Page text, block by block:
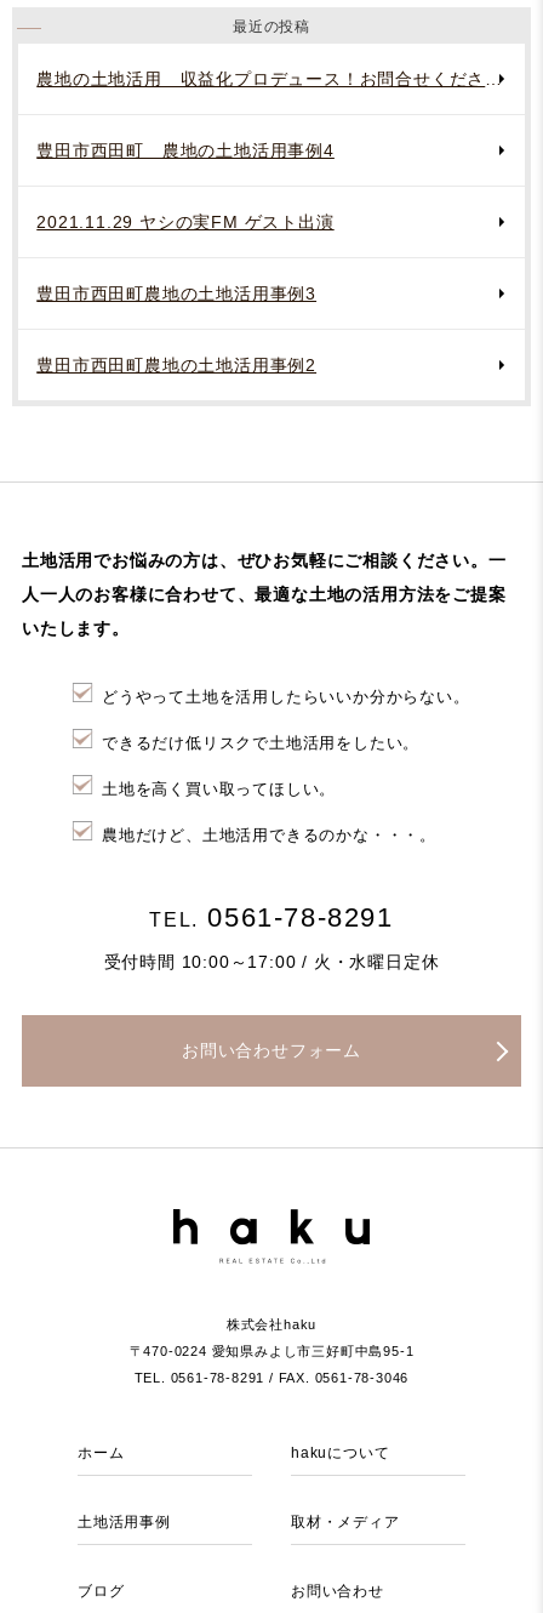
最近の投稿
農地の土地活用 収益化プロデュース！お問合せください。
豊田市西田町 農地の土地活用事例4
2021.11.29 ヤシの実FM ゲスト出演
豊田市西田町農地の土地活用事例3
豊田市西田町農地の土地活用事例2
土地活用でお悩みの方は、ぜひお気軽にご相談ください。 一
人一人のお客様に合わせて、最適な土地の活用方法をご提案
いたします。
どうやって土地を活用したらいいか分からない。
できるだけ低リスクで土地活用をしたい。
土地を高く買い取ってほしい。
農地だけど、土地活用できるのかな・・・。
TEL. 0561-78-8291
受付時間 10:00～17:00 / 火・水曜日定休
お問い合わせフォーム
株式会社haku
〒470-0224 愛知県みよし市三好町中島95-1
TEL. 0561-78-8291 / FAX. 0561-78-3046
ホーム hakuについて
土地活用事例 取材・メディア
ブログ お問い合わせ